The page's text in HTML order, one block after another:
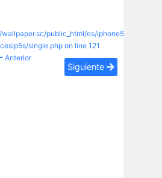
public_html/es/iphone5s/wp-
single.php on line 121
Anterior
Siguiente